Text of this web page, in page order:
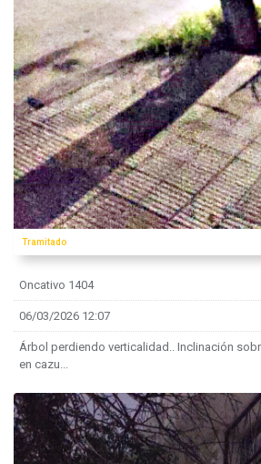
Tramitado
Oncativo 1404
06/03/2026 12:07
Árbol perdiendo verticalidad.. Inclinación
en cazu...